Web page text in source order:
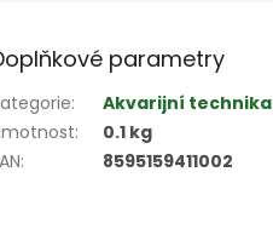
parametry
:
Akvarijní technika
:
0.1 kg
: 8595159411002